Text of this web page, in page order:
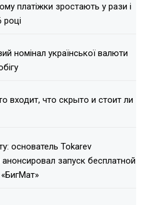
платіжки зростають у рази і
році
номінал української валюти
входит, что скрыто и стоит ли
основатель Tokarev
запуск бесплатной